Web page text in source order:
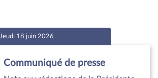
Jeudi 18 juin 2026
Communiqué de presse